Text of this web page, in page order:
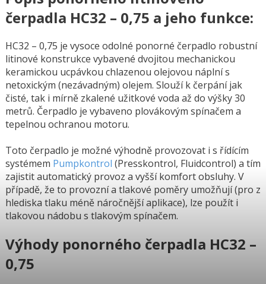
čerpadla HC32 – 0,75 a jeho funkce:
HC32 – 0,75 je vysoce odolné ponorné čerpadlo robustní
litinové konstrukce vybavené dvojitou mechanickou
keramickou ucpávkou chlazenou olejovou náplní s
netoxickým (nezávadným) olejem. Slouží k čerpání jak
čisté, tak i mírně zkalené užitkové voda až do výšky 30
metrů. Čerpadlo je vybaveno plovákovým spínačem a
tepelnou ochranou motoru.
Toto čerpadlo je možné výhodně provozovat i s řídícím
systémem Pumpkontrol (Presskontrol, Fluidcontrol) a tím
zajistit automatický provoz a vyšší komfort obsluhy. V
případě, že to provozní a tlakové poměry umožňují (pro z
hlediska tlaku méně náročnější aplikace), lze použít i
tlakovou nádobu s tlakovým spínačem.
Výhody ponorného čerpadla HC32 –
0,75